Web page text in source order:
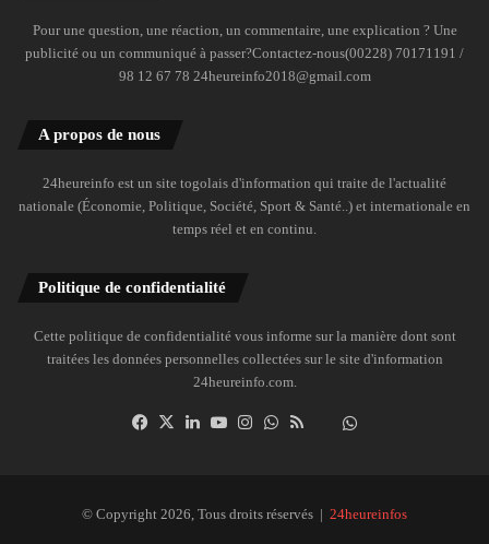
Pour une question, une réaction, un commentaire, une explication ? Une
publicité ou un communiqué à passer?Contactez-nous(00228) 70171191 /
98 12 67 78 24heureinfo2018@gmail.com
A propos de nous
24heureinfo est un site togolais d'information qui traite de l'actualité
nationale (Économie, Politique, Société, Sport & Santé..) et internationale en
temps réel et en continu.
Politique de confidentialité
Cette politique de confidentialité vous informe sur la manière dont sont
traitées les données personnelles collectées sur le site d'information
24heureinfo.com.
Facebook
X LinkedinYouTubeInstagramWhatsAppDailymotion
© Copyright 2026, Tous droits réservés | 24heureinfos